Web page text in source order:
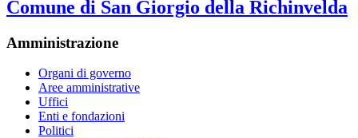
Comune di San Giorgio della Richinvelda
Amministrazione
Organi di governo
Aree amministrative
Uffici
Enti e fondazioni
Politici